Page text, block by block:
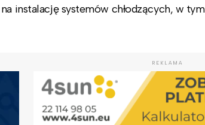
instalację systemów chłodzących, w
REKLAMA